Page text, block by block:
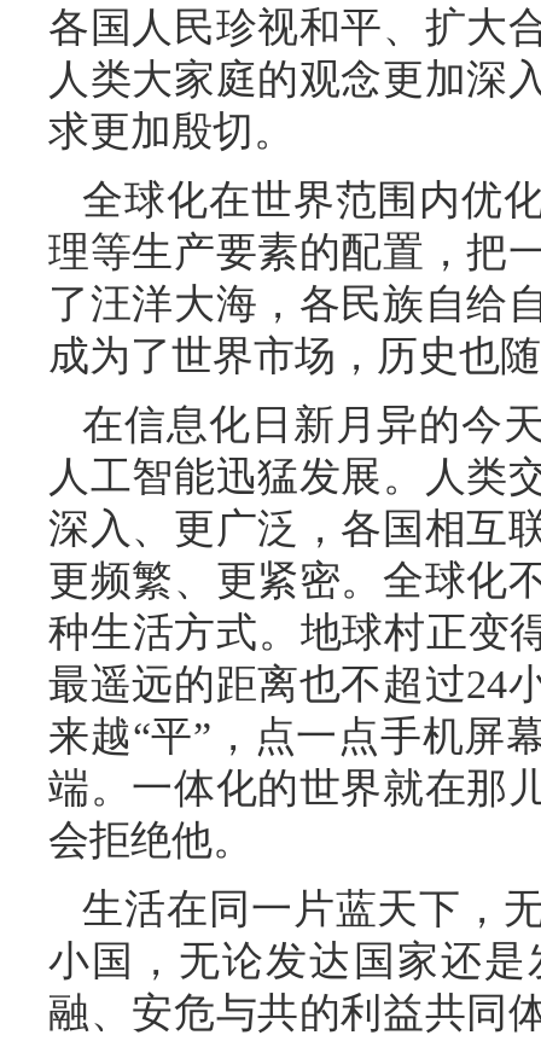
各国人民珍视和平、扩大
人类大家庭的观念更加深
求更加殷切。
全球化在世界范围内优
理等生产要素的配置，把
了汪洋大海，各民族自给
成为了世界市场，历史也
在信息化日新月异的今
人工智能迅猛发展。人类
深入、更广泛，各国相互
更频繁、更紧密。全球化
种生活方式。地球村正变
最遥远的距离也不超过24
来越“平”，点一点手机屏
端。一体化的世界就在那
会拒绝他。
生活在同一片蓝天下，
小国，无论发达国家还
融、安危与共的利益共同